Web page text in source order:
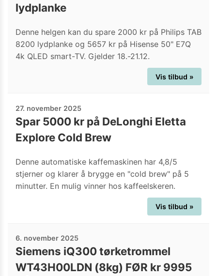
lydplanke
Denne helgen kan du spare 2000 kr på Philips TAB
8200 lydplanke og 5657 kr på Hisense 50" E7Q
4k QLED smart-TV. Gjelder 18.-21.12.
Vis tilbud »
27. november 2025
Spar 5000 kr på DeLonghi Eletta
Explore Cold Brew
Denne automatiske kaffemaskinen har 4,8/5
stjerner og klarer å brygge en "cold brew" på 5
minutter. En mulig vinner hos kaffeelskeren.
Vis tilbud »
6. november 2025
Siemens iQ300 tørketrommel
WT43H00LDN (8kg) FØR kr 9995